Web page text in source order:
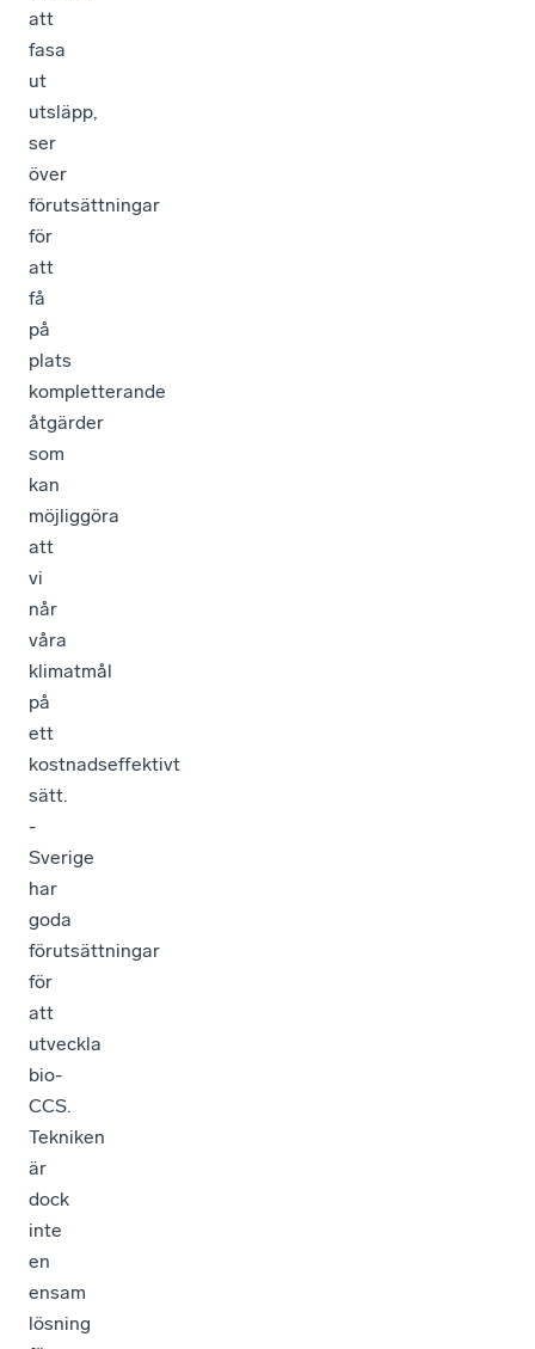
att
fasa
ut
utsläpp,
ser
över
förutsättningar
för
att
få
på
plats
kompletterande
åtgärder
som
kan
möjliggöra
att
vi
når
våra
klimatmål
på
ett
kostnadseffektivt
sätt.
-
Sverige
har
goda
förutsättningar
för
att
utveckla
bio-
CCS.
Tekniken
är
dock
inte
en
ensam
lösning